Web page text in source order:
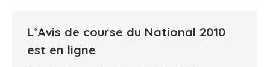
L’Avis de course du National 2010
est en ligne